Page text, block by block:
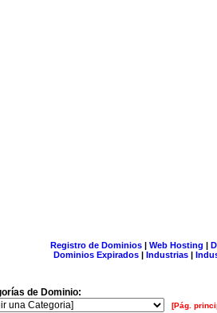
Registro de Dominios| Web Hosting |
Dominios Expirados | Industrias |
de Dominio:
[Pág.